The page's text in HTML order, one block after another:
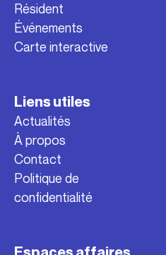
Résident
Événements
Carte interactive
Liens utiles
Actualités
À propos
Contact
Politique de
confidentialité